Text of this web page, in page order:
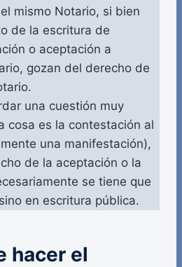
mismo Notario, si bien
de la escritura de
o aceptación a
gozan del derecho de
una cuestión muy
cosa es la contestación al
una manifestación),
de la aceptación o la
se tiene que
en escritura pública.
hacer el